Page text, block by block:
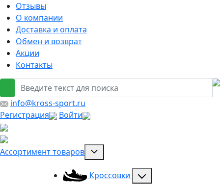
Отзывы
О компании
Доставка и оплата
Обмен и возврат
Акции
Контакты
info@kross-sport.ru
Регистрация
Войти
Ассортимент товаров
Кроссовки